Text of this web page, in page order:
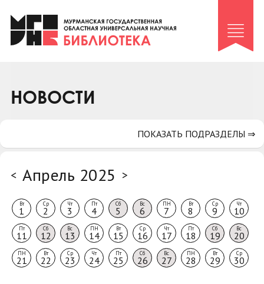
Клуб «Гиря и сельдерей»
Клуб «Семейный архив»
Коллегам
НОВОСТИ
< Апрель 2025 >
Вт
1
Ср
2
Чт
3
Пт
4
Сб
5
Вс
6
ПН
7
Вт
8
Ср
9
Чт
10
Пт
11
Сб
12
Вс
13
ПН
14
Вт
15
Ср
16
Чт
17
Пт
18
Сб
19
Вс
20
ПН
21
Вт
22
Ср
23
Чт
24
Пт
25
Сб
26
Вс
27
ПН
28
Вт
29
Ср
30
ПОКАЗАТЬ ПОДРАЗДЕЛЫ ⇒